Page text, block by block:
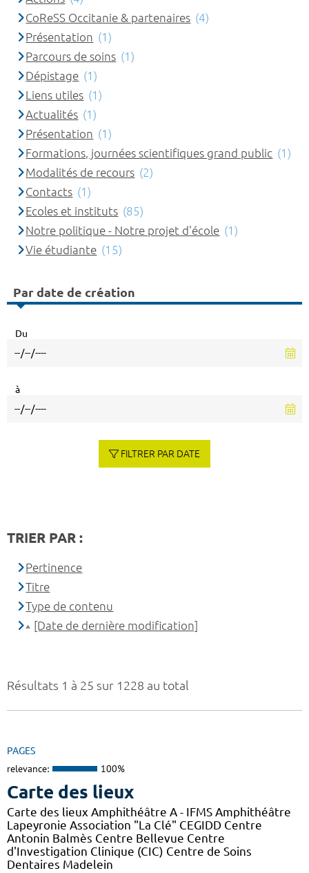
Résultats 1 à 25 sur 1228 au total
PAGES
relevance: 100%
Carte des lieux
Carte des lieux Amphithéâtre A - IFMS Amphithéâtre
Lapeyronie Association "La Clé" CEGIDD Centre
Antonin Balmès Centre Bellevue Centre
d'Investigation Clinique (CIC) Centre de Soins
Dentaires Madelein
CoReSS Occitanie & partenaires (4)
Présentation (1)
Parcours de soins (1)
Dépistage (1)
Liens utiles (1)
Actualités (1)
Présentation (1)
Formations, journées scientifiques grand public (1)
Modalités de recours (2)
Contacts (1)
Ecoles et instituts (85)
Notre politique - Notre projet d'école (1)
Vie étudiante (15)
Par date de création
Du
à
FILTRER PAR DATE
TRIER PAR :
Pertinence
Titre
Type de contenu
[Date de dernière modification]